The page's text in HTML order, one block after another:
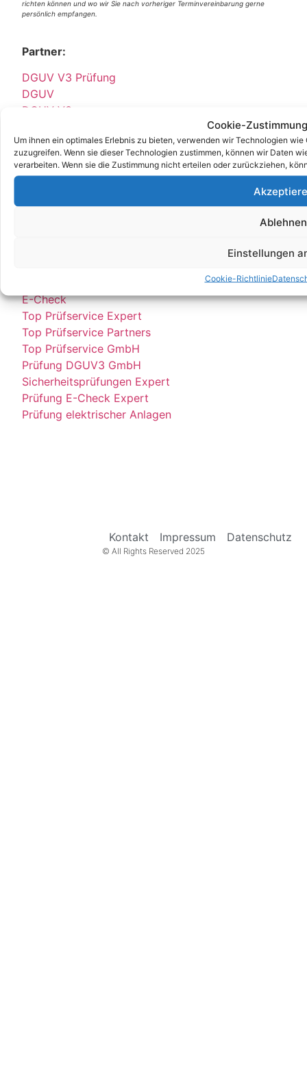
Cookie-
Um ihnen ein optimales Erlebnis zu bieten, verwenden wir Technologien
zuzugreifen. Wenn sie dieser Technologien zustimmen, können wir Daten
verarbeiten. Wenn sie die Zustimmung nicht erteilen oder zurückziehen,
Ablehnen
Einstellungen
Cookie-Richtlinie
richten können und wo wir Sie nach vorheriger Terminvereinbarung gerne
persönlich empfangen.
Partner:
DGUV V3 Prüfung
DGUV
DGUV V3
Job
E Service GmbH
E Check GmbH
E Service Check Partners
E-Check
Top Prüfservice Expert
Top Prüfservice Partners
Top Prüfservice GmbH
Prüfung DGUV3 GmbH
Sicherheitsprüfungen Expert
Prüfung E-Check Expert
Prüfung elektrischer Anlagen
Kontakt Impressum Datenschutz
© All Rights Reserved 2025